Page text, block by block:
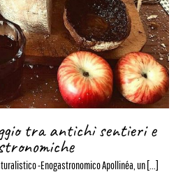
viaggio tra antichi
enogastronomiche
tra antichi sentieri e
-Enogastronomico Apollinéa, un [...]